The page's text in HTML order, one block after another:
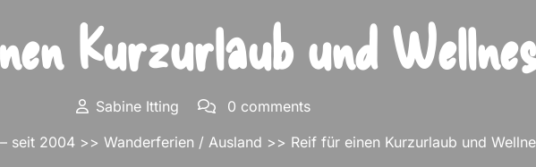
Kurzurlaub und
Sabine Itting
0 comments
seit 2004 >> Wanderferien / Ausland >> Reif für einen Kurzurlaub und